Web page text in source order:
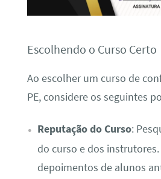
Escolhendo o Curso Certo
Ao escolher um curso de
PE, considere os seguintes
Reputação do Curso:
do curso e dos
depoimentos de alunos